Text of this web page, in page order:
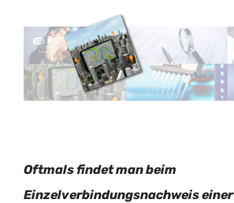
Oftmals findet man beim
Einzelverbindungsnachweis einer